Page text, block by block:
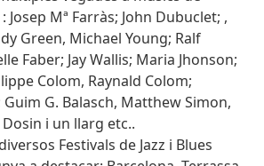
Mª Farràs; John Dubuclet; ,
Green, Michael Young; Ralf
Faber; Jay Wallis; Maria Jhonson;
Colom, Raynald Colom;
Guim G. Balasch, Matthew Simon,
i un llarg etc..
Festivals de Jazz i Blues